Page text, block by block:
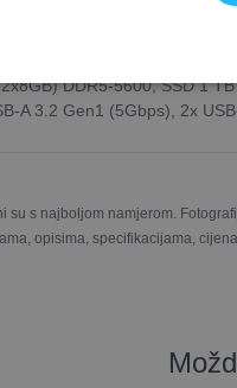
DDR5-5600, SSD 1
A 3.2 Gen1 (5Gbps), 2x
su s najboljom namjerom.
opisima, specifikacijama,